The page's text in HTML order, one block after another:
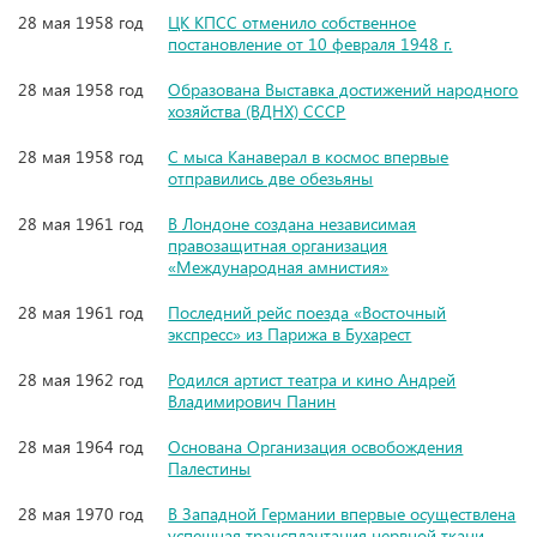
28 мая 1958 год
ЦК КПСС отменило собственное
постановление от 10 февраля 1948 г.
28 мая 1958 год
Образована Выставка достижений народного
хозяйства (ВДНХ) СССР
28 мая 1958 год
С мыса Канаверал в космос впервые
отправились две обезьяны
28 мая 1961 год
В Лондоне создана независимая
правозащитная организация
«Международная амнистия»
28 мая 1961 год
Последний рейс поезда «Восточный
экспресс» из Парижа в Бухарест
28 мая 1962 год
Родился артист театра и кино Андрей
Владимирович Панин
28 мая 1964 год
Основана Организация освобождения
Палестины
28 мая 1970 год
В Западной Германии впервые осуществлена